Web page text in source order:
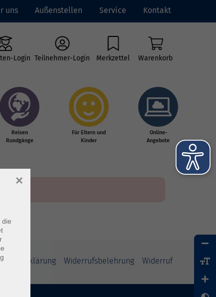
uns Außenstellen Service Kontakt
Login Teilnehmer-Login Merkzettel Warenkorb
Reisen
Rundgänge
Für Eltern und
Kinder
Online-
Angebote
Widerrufsbelehrung Widerruf
die
×